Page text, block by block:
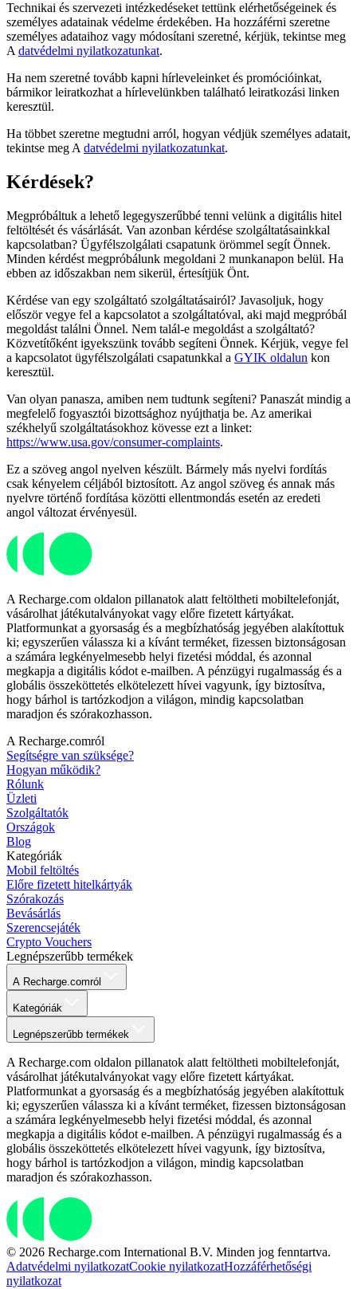
Technikai és szervezeti intézkedéseket tettünk elérhetőségeinek és
személyes adatainak védelme érdekében. Ha hozzáférni szeretne
személyes adataihoz vagy módosítani szeretné, kérjük, tekintse meg
Adatvédelmi nyilatkozatunkat.
Ha nem szeretné tovább kapni hírleveleinket és promócióinkat,
bármikor leiratkozhat a hírlevelünkben található leiratkozási linken
keresztül.
Ha többet szeretne megtudni arról, hogyan védjük személyes adatait,
tekintse meg Adatvédelmi nyilatkozatunkat.
Kérdések?
Megpróbáltuk a lehető legegyszerűbbé tenni velünk a digitális hitel
feltöltését és vásárlását. Van azonban kérdése szolgáltatásainkkal
kapcsolatban? Ügyfélszolgálati csapatunk örömmel segít Önnek.
Minden kérdést megpróbálunk megoldani 2 munkanapon belül. Ha
ebben az időszakban nem sikerül, értesítjük Önt.
Kérdése van egy szolgáltató szolgáltatásairól? Javasoljuk, hogy
először vegye fel a kapcsolatot a szolgáltatóval, aki majd megpróbál
megoldást találni Önnel. Nem talál-e megoldást a szolgáltató?
Közvetítőként igyekszünk tovább segíteni Önnek. Kérjük, vegye fel
a kapcsolatot ügyfélszolgálati csapatunkkal a GYIK oldalun kon
keresztül.
Van olyan panasza, amiben nem tudtunk segíteni? Panaszát mindig a
megfelelő fogyasztói bizottsághoz nyújthatja be. Az amerikai
székhelyű szolgáltatásokhoz kövesse ezt a linket:
https://www.usa.gov/consumer-complaints.
Ez a szöveg angol nyelven készült. Bármely más nyelvi fordítás
csak kényelem céljából biztosított. Az angol szöveg és annak más
nyelvre történő fordítása közötti ellentmondás esetén az eredeti
angol változat érvényesül.
A Recharge.com oldalon pillanatok alatt feltöltheti mobiltelefonját,
vásárolhat játékutalványokat vagy előre fizetett kártyákat.
Platformunkat a gyorsaság és a megbízhatóság jegyében alakítottuk
ki; egyszerűen válassza ki a kívánt terméket, fizessen biztonságosan
a számára legkényelmesebb helyi fizetési móddal, és azonnal
megkapja a digitális kódot e-mailben. A pénzügyi rugalmasság és a
globális összeköttetés elkötelezett hívei vagyunk, így biztosítva,
hogy bárhol is tartózkodjon a világon, mindig kapcsolatban
maradjon és szórakozhasson.
A Recharge.comról
Segítségre van szüksége?
Hogyan működik?
Rólunk
Üzleti
Szolgáltatók
Országok
Blog
Kategóriák
Mobil feltöltés
Előre fizetett hitelkártyák
Szórakozás
Bevásárlás
Szerencsejáték
Crypto Vouchers
Legnépszerűbb termékek
A Recharge.comról
Kategóriák
Legnépszerűbb termékek
A Recharge.com oldalon pillanatok alatt feltöltheti mobiltelefonját,
vásárolhat játékutalványokat vagy előre fizetett kártyákat.
Platformunkat a gyorsaság és a megbízhatóság jegyében alakítottuk
ki; egyszerűen válassza ki a kívánt terméket, fizessen biztonságosan
a számára legkényelmesebb helyi fizetési móddal, és azonnal
megkapja a digitális kódot e-mailben. A pénzügyi rugalmasság és a
globális összeköttetés elkötelezett hívei vagyunk, így biztosítva,
hogy bárhol is tartózkodjon a világon, mindig kapcsolatban
maradjon és szórakozhasson.
© 2026 Recharge.com International B.V. Minden jog fenntartva.
Adatvédelmi nyilatkozatCookie nyilatkozatHozzáférhetőségi
nyilatkozat